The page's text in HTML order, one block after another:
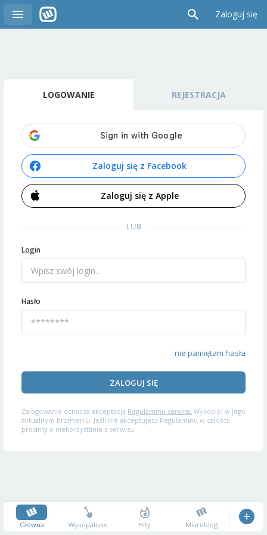
Zaloguj się
LOGOWANIE REJESTRACJA
Zaloguj się z Facebook
Zaloguj się z Apple
LUB
Login
Hasło
nie pamiętam hasła
ZALOGUJ SIĘ
Zalogowanie oznacza akceptację Regulaminu serwisu Wykop.pl w jego
aktualnym brzmieniu. Jeśli nie akceptujesz Regulaminu w całości,
prosimy o niekorzystanie z serwisu.
Główna Wykopalisko Hity Mikroblog